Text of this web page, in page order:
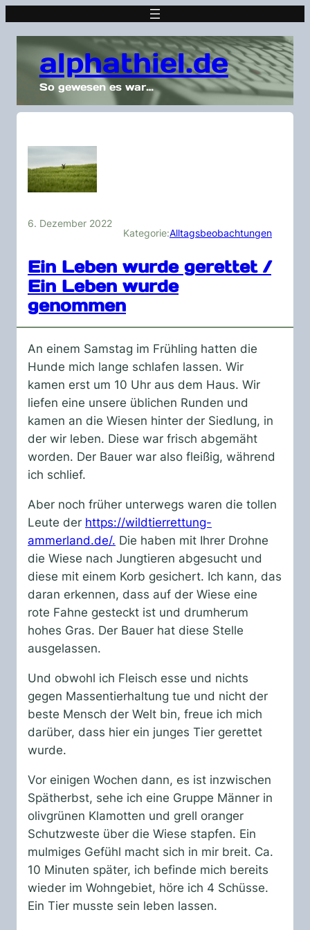
alphathiel.de
So gewesen es war…
6. Dezember 2022
Kategorie:Alltagsbeobachtungen
Ein Leben wurde gerettet /
Ein Leben wurde
genommen
An einem Samstag im Frühling hatten die
Hunde mich lange schlafen lassen. Wir
kamen erst um 10 Uhr aus dem Haus. Wir
liefen eine unsere üblichen Runden und
kamen an die Wiesen hinter der Siedlung, in
der wir leben. Diese war frisch abgemäht
worden. Der Bauer war also fleißig, während
ich schlief.
Aber noch früher unterwegs waren die tollen
Leute der https://wildtierrettung-
ammerland.de/. Die haben mit Ihrer Drohne
die Wiese nach Jungtieren abgesucht und
diese mit einem Korb gesichert. Ich kann, das
daran erkennen, dass auf der Wiese eine
rote Fahne gesteckt ist und drumherum
hohes Gras. Der Bauer hat diese Stelle
ausgelassen.
Und obwohl ich Fleisch esse und nichts
gegen Massentierhaltung tue und nicht der
beste Mensch der Welt bin, freue ich mich
darüber, dass hier ein junges Tier gerettet
wurde.
Vor einigen Wochen dann, es ist inzwischen
Spätherbst, sehe ich eine Gruppe Männer in
olivgrünen Klamotten und grell oranger
Schutzweste über die Wiese stapfen. Ein
mulmiges Gefühl macht sich in mir breit. Ca.
10 Minuten später, ich befinde mich bereits
wieder im Wohngebiet, höre ich 4 Schüsse.
Ein Tier musste sein leben lassen.